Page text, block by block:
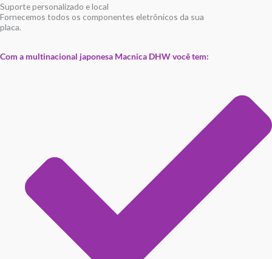
Suporte personalizado e local
Fornecemos todos os componentes eletrônicos da sua
placa.
Com a multinacional japonesa Macnica DHW você tem: